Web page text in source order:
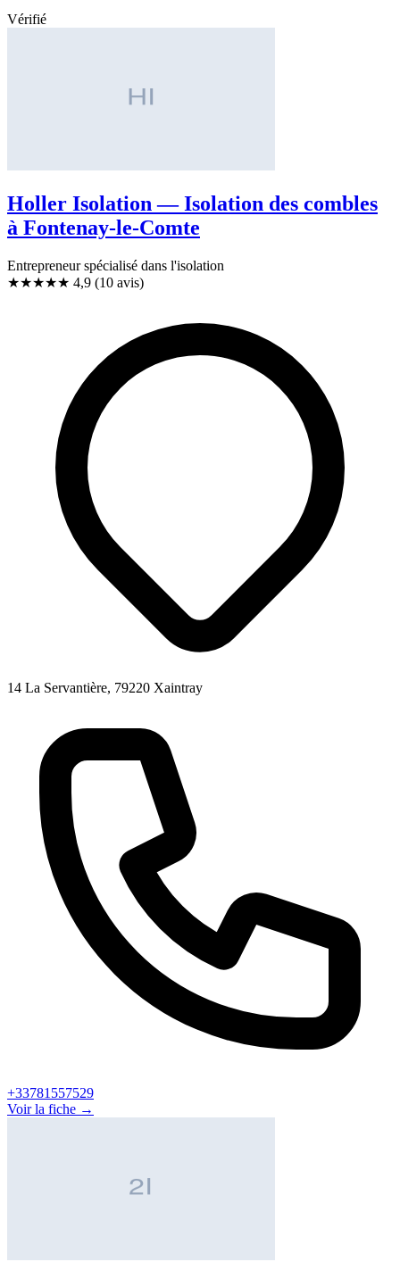
Vérifié
Holler Isolation — Isolation des combles
à Fontenay-le-Comte
Entrepreneur spécialisé dans l'isolation
★★★★★ 4,9 (10 avis)
14 La Servantière, 79220 Xaintray
+33781557529
Voir la fiche →